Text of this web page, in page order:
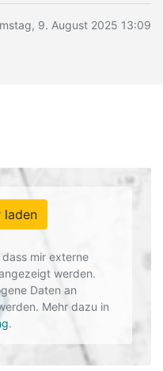
9. August 2025 13:09
laden
mir externe
werden.
Daten an
Mehr dazu in
.